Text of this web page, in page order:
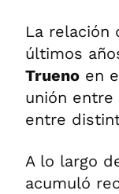
La relación
últimos
Trueno en
unión
entre
A lo largo
acumuló